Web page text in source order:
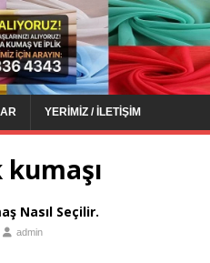
YERIMIZ / İLETIŞIM
Nasıl Seçilir.
admin